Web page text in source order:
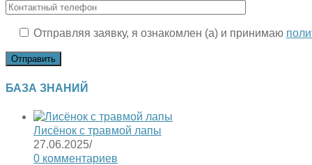
Отправляя заявку, я ознакомлен (а) и принимаю
БАЗА ЗНАНИЙ
Лисёнок с травмой лапы
27.06.2025/
0 комментариев